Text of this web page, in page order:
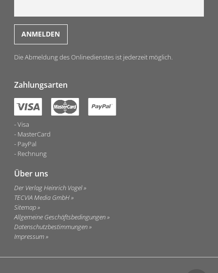
Die Abmeldung des Onlinedienstes ist jederzeit möglich.
Zahlungsarten
Visa
MasterCard
PayPal
Rechnung
Über uns
Der Verlag Heinrich Vogel
TECVIA Media GmbH
Sitemap
Allgemeine Geschäftsbedingungen
Datenschutzbestimmungen
Impressum